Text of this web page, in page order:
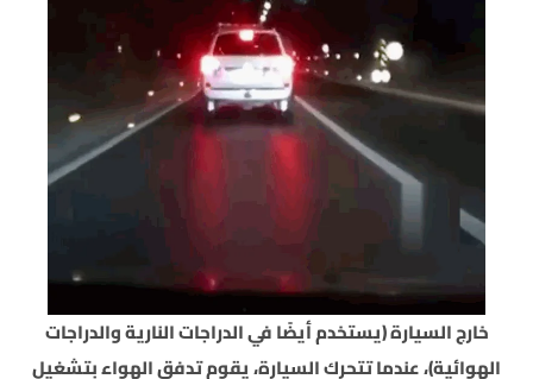
خارج السيارة (يستخدم أيضًا في الدراجات النارية والدراجات
الهوائية)، عندما تتحرك السيارة، يقوم تدفق الهواء بتشغيل